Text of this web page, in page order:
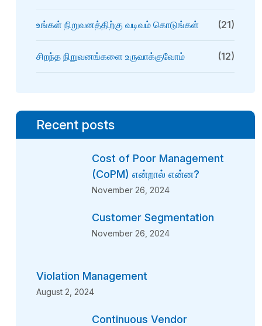
உங்கள் நிறுவனத்திற்கு வடிவம் கொடுங்கள் (21)
சிறந்த நிறுவனங்களை உருவாக்குவோம் (12)
Recent posts
Cost of Poor Management
(CoPM) என்றால் என்ன?
November 26, 2024
Customer Segmentation
November 26, 2024
Violation Management
August 2, 2024
Continuous Vendor